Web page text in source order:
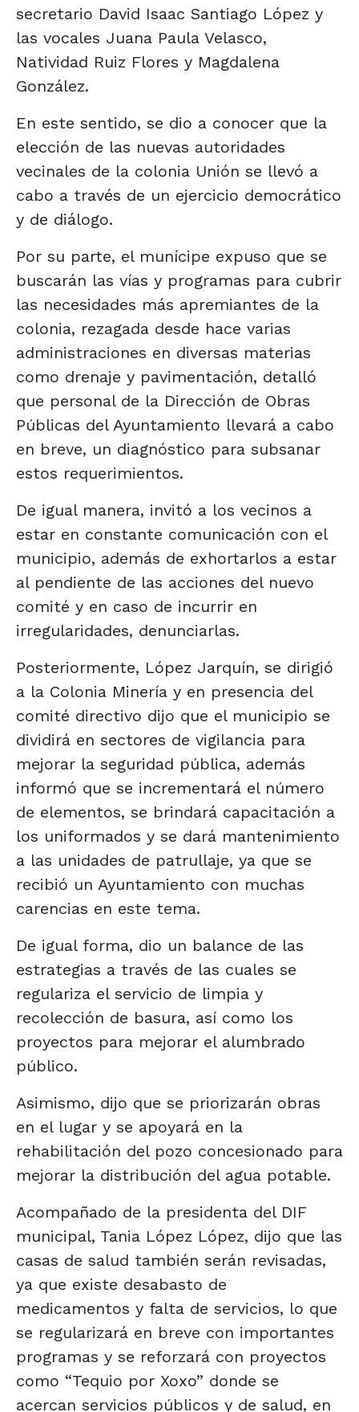
secretario David Isaac Santiago López y
las vocales Juana Paula Velasco,
Natividad Ruiz Flores y Magdalena
González.
En este sentido, se dio a conocer que la
elección de las nuevas autoridades
vecinales de la colonia Unión se llevó a
cabo a través de un ejercicio democrático
y de diálogo.
Por su parte, el munícipe expuso que se
buscarán las vías y programas para cubrir
las necesidades más apremiantes de la
colonia, rezagada desde hace varias
administraciones en diversas materias
como drenaje y pavimentación, detalló
que personal de la Dirección de Obras
Públicas del Ayuntamiento llevará a cabo
en breve, un diagnóstico para subsanar
estos requerimientos.
De igual manera, invitó a los vecinos a
estar en constante comunicación con el
municipio, además de exhortarlos a estar
al pendiente de las acciones del nuevo
comité y en caso de incurrir en
irregularidades, denunciarlas.
Posteriormente, López Jarquín, se dirigió
a la Colonia Minería y en presencia del
comité directivo dijo que el municipio se
dividirá en sectores de vigilancia para
mejorar la seguridad pública, además
informó que se incrementará el número
de elementos, se brindará capacitación a
los uniformados y se dará mantenimiento
a las unidades de patrullaje, ya que se
recibió un Ayuntamiento con muchas
carencias en este tema.
De igual forma, dio un balance de las
estrategias a través de las cuales se
regulariza el servicio de limpia y
recolección de basura, así como los
proyectos para mejorar el alumbrado
público.
Asimismo, dijo que se priorizarán obras
en el lugar y se apoyará en la
rehabilitación del pozo concesionado para
mejorar la distribución del agua potable.
Acompañado de la presidenta del DIF
municipal, Tania López López, dijo que las
casas de salud también serán revisadas,
ya que existe desabasto de
medicamentos y falta de servicios, lo que
se regularizará en breve con importantes
programas y se reforzará con proyectos
como “Tequio por Xoxo” donde se
acercan servicios públicos y de salud, en